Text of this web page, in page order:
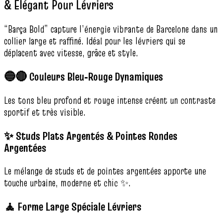
& Élégant Pour Lévriers
“Barça Bold” capture l’énergie vibrante de Barcelone dans un
collier large et raffiné. Idéal pour les lévriers qui se
déplacent avec vitesse, grâce et style.
🔵🔴 Couleurs Bleu‑Rouge Dynamiques
Les tons bleu profond et rouge intense créent un contraste
sportif et très visible.
✨ Studs Plats Argentés & Pointes Rondes
Argentées
Le mélange de studs et de pointes argentées apporte une
touche urbaine, moderne et chic ✨.
🧘 Forme Large Spéciale Lévriers